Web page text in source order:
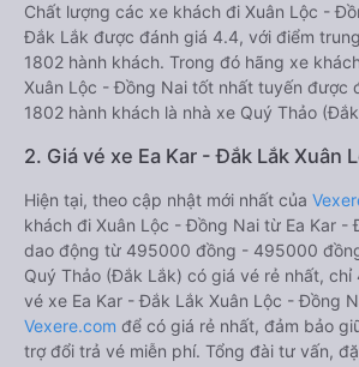
Chất lượng các xe khách đi Xuân Lộc -
Đắk Lắk được đánh giá 4.4, với điểm
1802 hành khách. Trong đó hãng xe
Xuân Lộc - Đồng Nai tốt nhất tuyến được
1802 hành khách là nhà xe Quý Thảo
2. Giá vé xe Ea Kar - Đắk Lắk Xuân
Hiện tại, theo cập nhật mới nhất của
khách đi Xuân Lộc - Đồng Nai từ Ea Kar -
dao động từ 495000 đồng - 495000
Quý Thảo (Đắk Lắk) có giá vé rẻ nhất,
vé xe Ea Kar - Đắk Lắk Xuân Lộc - Đồng
Vexere.com để có giá rẻ nhất, đảm bảo
trợ đổi trả vé miễn phí. Tổng đài tư vấn,